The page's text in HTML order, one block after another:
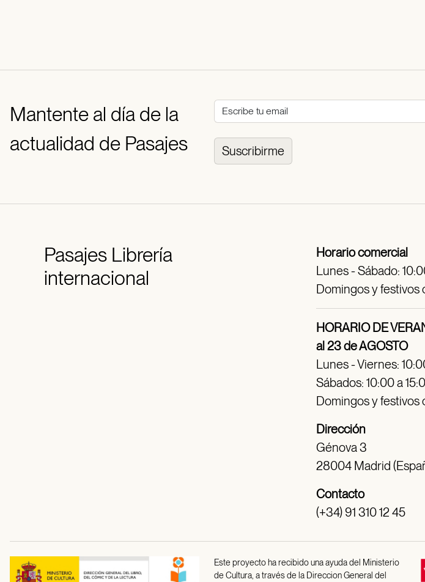
Mantente al día de la
actualidad de Pasajes
Suscribirme
PasajesLibrería
internacional
Horario comercial
Lunes - Sábado:
Domingos y festivos
HORARIO DE
al 23 de AGOSTO
Lunes - Viernes:
Sábados: 10:00 a
Domingos y festivos
Dirección
Génova 3
28004 Madrid
Contacto
(+34) 91 310 12 45
Este proyecto ha recibido una ayuda del Ministerio
de Cultura, a través de la Direccion General del